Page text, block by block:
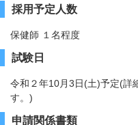
採用予定人数
保健師 １名程度
試験日
令和２年10月3日(土)予定(詳
す。)
申請関係書類